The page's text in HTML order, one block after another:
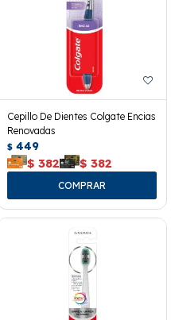
Cepillo De Dientes Colgate Encias
Renovadas
$ 449
$ 382 $ 382